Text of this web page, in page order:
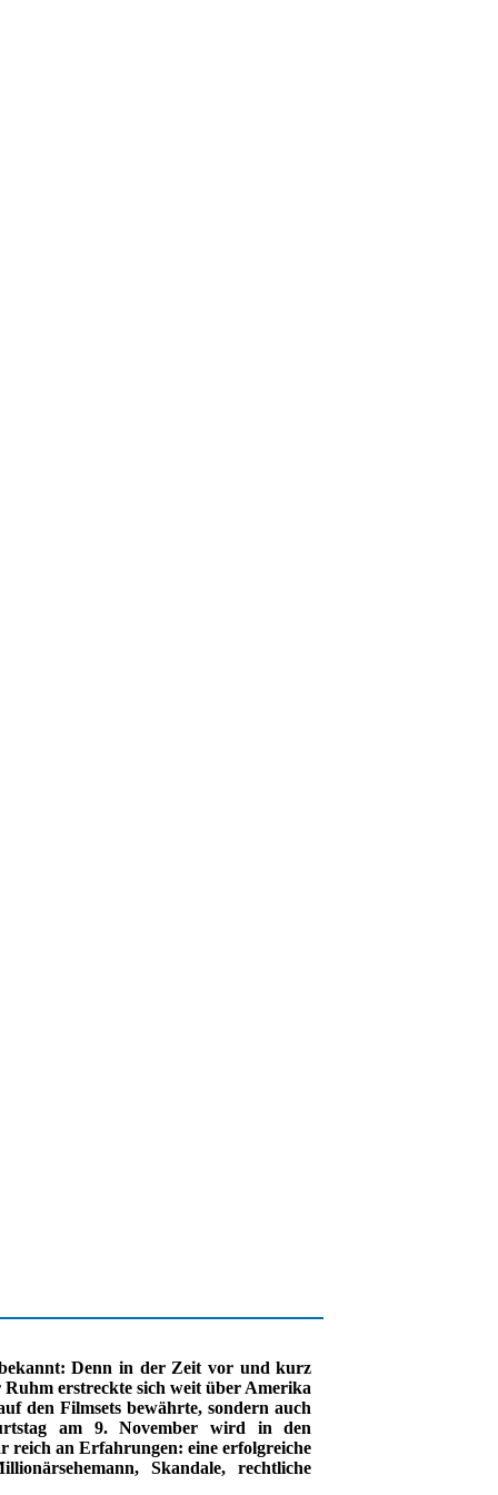
Denn in der Zeit vor und kurz
erstreckte sich weit über Amerika
den Filmsets bewährte, sondern auch
am 9. November wird in den
reich an Erfahrungen: eine erfolgreiche
Skandale, rechtliche